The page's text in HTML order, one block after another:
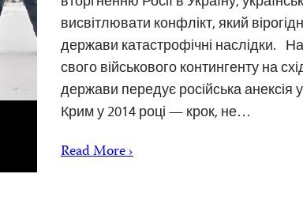
висвітлювати конфлікт, який
держави катастрофічні наслідки.
свого військового контингенту на
держави передує російська анексія
Крим у 2014 році — крок, не…
Read More ›